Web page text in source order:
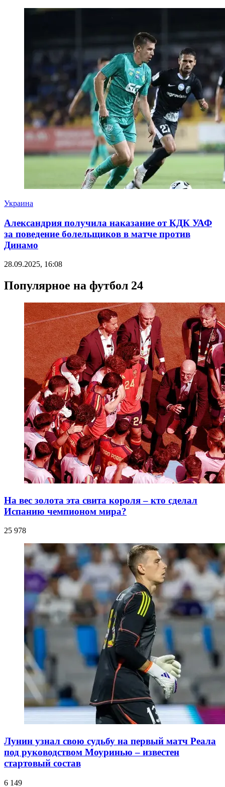
Украина
Александрия получила наказание от КДК УАФ
за поведение болельщиков в матче против
Динамо
28.09.2025, 16:08
Популярное на футбол 24
На вес золота эта свита короля – кто сделал
Испанию чемпионом мира?
25 978
Лунин узнал свою судьбу на первый матч Реала
под руководством Моуринью – известен
стартовый состав
6 149